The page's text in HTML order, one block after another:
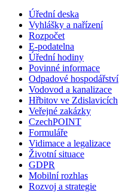
Úřední deska
Vyhlášky a nařízení
Rozpočet
E-podatelna
Úřední hodiny
Povinné informace
Odpadové hospodářství
Vodovod a kanalizace
Hřbitov ve Zdislavicích
Veřejné zakázky
CzechPOINT
Formuláře
Vidimace a legalizace
Životní situace
GDPR
Mobilní rozhlas
Rozvoj a strategie